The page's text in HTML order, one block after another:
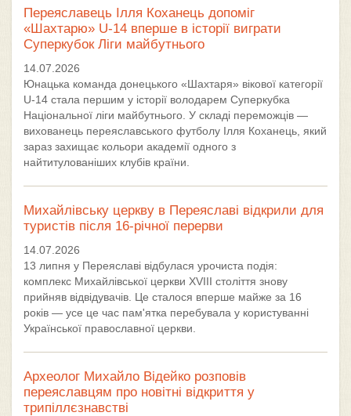
Переяславець Ілля Коханець допоміг
«Шахтарю» U-14 вперше в історії виграти
Суперкубок Ліги майбутнього
14.07.2026
Юнацька команда донецького «Шахтаря» вікової категорії
U-14 стала першим у історії володарем Суперкубка
Національної ліги майбутнього. У складі переможців —
вихованець переяславського футболу Ілля Коханець, який
зараз захищає кольори академії одного з
найтитулованіших клубів країни.
Михайлівську церкву в Переяславі відкрили для
туристів після 16-річної перерви
14.07.2026
13 липня у Переяславі відбулася урочиста подія:
комплекс Михайлівської церкви XVIII століття знову
прийняв відвідувачів. Це сталося вперше майже за 16
років — усе це час пам'ятка перебувала у користуванні
Української православної церкви.
Археолог Михайло Відейко розповів
переяславцям про новітні відкриття у
трипіллєзнавстві